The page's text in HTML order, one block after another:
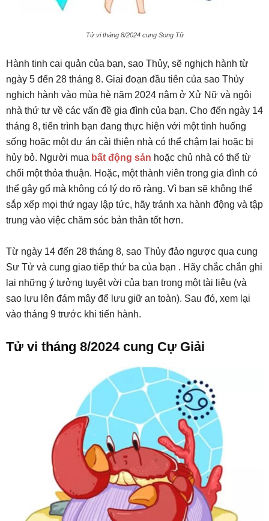
Tử vi tháng 8/2024 cung Song Tử
Hành tinh cai quản của bạn, sao Thủy, sẽ nghịch hành từ
ngày 5 đến 28 tháng 8. Giai đoạn đầu tiên của sao Thủy
nghịch hành vào mùa hè năm 2024 nằm ở Xử Nữ và ngôi
nhà thứ tư về các vấn đề gia đình của bạn. Cho đến ngày 14
tháng 8, tiến trình bạn đang thực hiện với một tình huống
sống hoặc một dự án cải thiện nhà có thể chậm lại hoặc bị
hủy bỏ. Người mua bất động sản hoặc chủ nhà có thể từ
chối một thỏa thuận. Hoặc, một thành viên trong gia đình có
thể gây gổ mà không có lý do rõ ràng. Vì bạn sẽ không thể
sắp xếp mọi thứ ngay lập tức, hãy tránh xa hành động và tập
trung vào việc chăm sóc bản thân tốt hơn.
Từ ngày 14 đến 28 tháng 8, sao Thủy đảo ngược qua cung
Sư Tử và cung giao tiếp thứ ba của bạn . Hãy chắc chắn ghi
lại những ý tưởng tuyệt vời của bạn trong một tài liệu (và
sao lưu lên đám mây để lưu giữ an toàn). Sau đó, xem lại
vào tháng 9 trước khi tiến hành.
Tử vi tháng 8/2024 cung Cự Giải